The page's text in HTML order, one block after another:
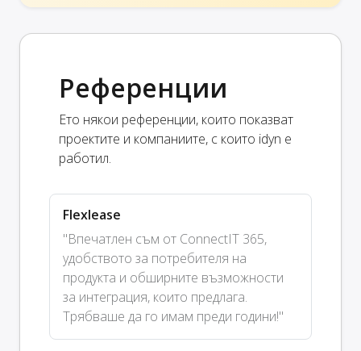
Референции
Ето някои референции, които показват
проектите и компаниите, с които idyn е
работил.
Flexlease
"Впечатлен съм от ConnectIT 365,
удобството за потребителя на
продукта и обширните възможности
за интеграция, които предлага.
Трябваше да го имам преди години!"